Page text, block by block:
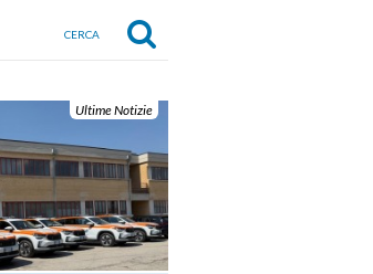
Ultime Notizie